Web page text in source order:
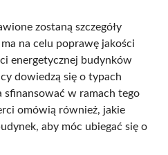
zostaną szczegóły
na celu poprawę jakości
energetycznej budynków
dowiedzą się o typach
sfinansować w ramach tego
omówią również, jakie
aby móc ubiegać się o